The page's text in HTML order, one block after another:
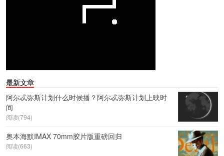
最新文章
阿尔忒弥斯计划什么时候播？阿尔忒弥斯计划上映时
间
阅读(794)
奥本海默IMAX 70mm胶片版重磅回归
阅读(663)